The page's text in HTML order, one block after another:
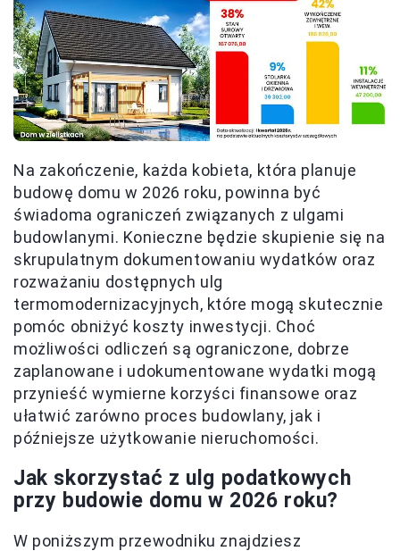
Na zakończenie, każda kobieta, która planuje
budowę domu w 2026 roku, powinna być
świadoma ograniczeń związanych z ulgami
budowlanymi. Konieczne będzie skupienie się na
skrupulatnym dokumentowaniu wydatków oraz
rozważaniu dostępnych ulg
termomodernizacyjnych, które mogą skutecznie
pomóc obniżyć koszty inwestycji. Choć
możliwości odliczeń są ograniczone, dobrze
zaplanowane i udokumentowane wydatki mogą
przynieść wymierne korzyści finansowe oraz
ułatwić zarówno proces budowlany, jak i
późniejsze użytkowanie nieruchomości.
Jak skorzystać z ulg podatkowych
przy budowie domu w 2026 roku?
W poniższym przewodniku znajdziesz